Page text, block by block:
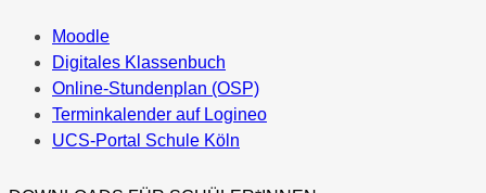
Moodle
Digitales Klassenbuch
Online-Stundenplan (OSP)
Terminkalender auf Logineo
UCS-Portal Schule Köln